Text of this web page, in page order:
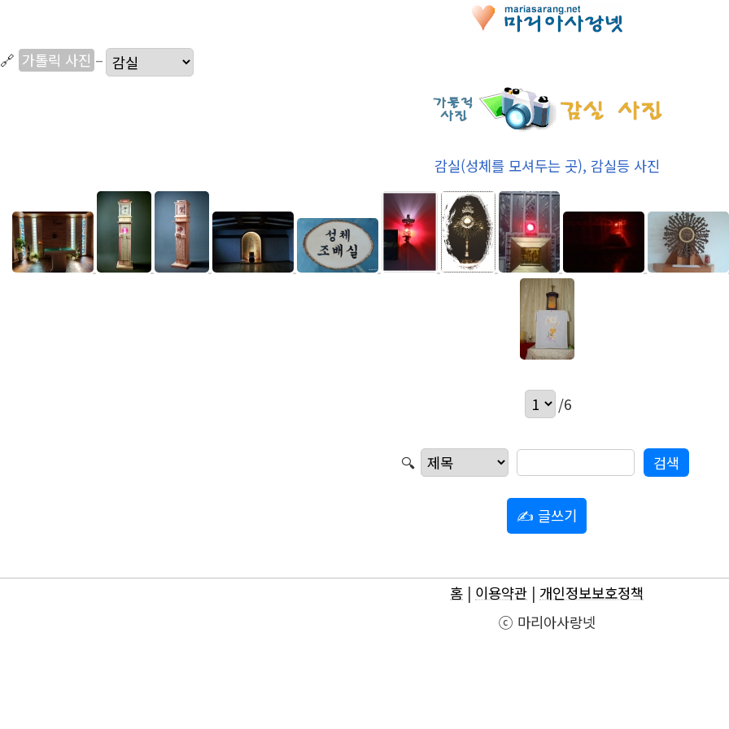
🔗 가톨릭 사진 –
감실(성체를 모셔두는 곳), 감실등 사진
/6
🔍
✍ 글쓰기
홈 | 이용약관 | 개인정보보호정책
ⓒ 마리아사랑넷